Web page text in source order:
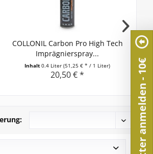
COLLONIL Carbon Pro High Tech
Imprägnierspray...
Inhalt0.4 Liter(51,25 € * / 1 Liter)
20,50 € * Newsletter anmelden - 10€